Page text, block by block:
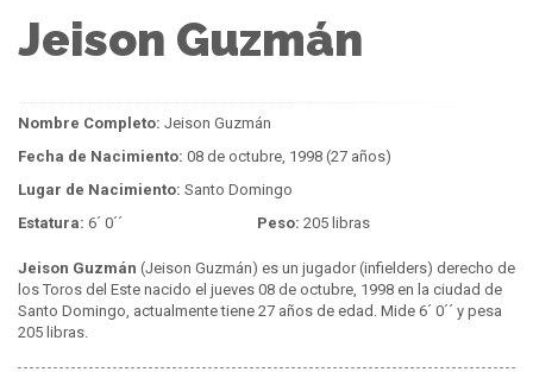
Jeison Guzmán
Nombre Completo: Jeison Guzmán
Fecha de Nacimiento: 08 de octubre, 1998 (27 años)
Lugar de Nacimiento: Santo Domingo
Estatura: 6´ 0´´ Peso: 205 libras
Jeison Guzmán (Jeison Guzmán) es un jugador (infielders) derecho de
los Toros del Este nacido el jueves 08 de octubre, 1998 en la ciudad de
Santo Domingo, actualmente tiene 27 años de edad. Mide 6´ 0´´ y pesa
205 libras.